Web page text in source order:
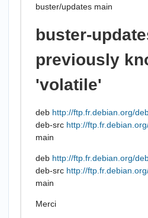
buster/updates main
buster-
previously
'volatile'
deb http://ftp.fr.debian.org/
deb-src http://
main
deb http://ftp.fr.debian.org/
deb-src http://
main
Merci